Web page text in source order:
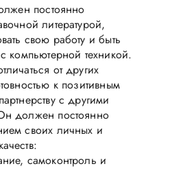
постоянно
литературой,
свою работу и быть
компьютерной техникой.
от других
к позитивным
с другими
должен постоянно
своих личных и
самоконтроль и